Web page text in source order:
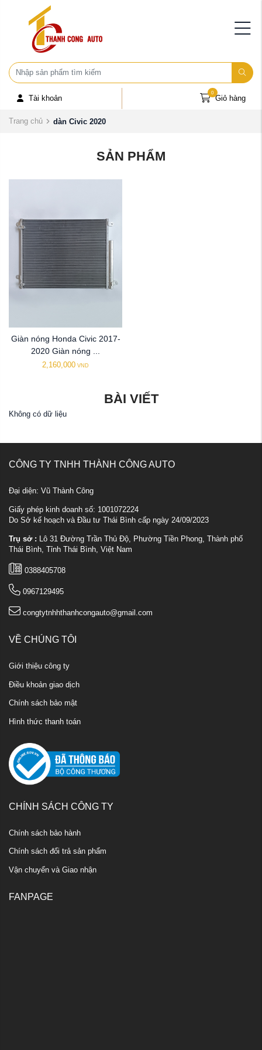
Tài khoản Giỏ hàng
0
Trang chủ dàn Civic 2020
SẢN PHẨM
Giàn nóng Honda Civic 2017-
2020 Giàn nóng ...
2,160,000 VND
BÀI VIẾT
Không có dữ liệu
CÔNG TY TNHH THÀNH CÔNG AUTO
Đại diện: Vũ Thành Công
Giấy phép kinh doanh số: 1001072224
Do Sở kế hoạch và Đầu tư Thái Bình cấp ngày 24/09/2023
Trụ sở : Lô 31 Đường Trần Thủ Độ, Phường Tiền Phong, Thành phố
Thái Bình, Tỉnh Thái Bình, Việt Nam
0388405708
0967129495
congtytnhhthanhcongauto@gmail.com
VỀ CHÚNG TÔI
Giới thiệu công ty
Điều khoản giao dịch
Chính sách bảo mật
Hình thức thanh toán
CHÍNH SÁCH CÔNG TY
Chính sách bảo hành
Chính sách đổi trả sản phẩm
Vận chuyển và Giao nhận
FANPAGE